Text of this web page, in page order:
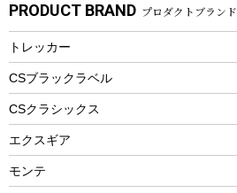
マグカップ、カップ
ステンレスボトル
フードボトル
トレー
ランチョンマット
ランチボックス
スプレー関係
ツール、他
ヘルメット
エアーポンプ
アクセサリー
自転車ウェア
パラソル
フローティングベスト
ヘルメット
エアーポンプ
ビーチテント
ウィンター
湯たんぽ
防災用品
PRODUCT BRAND プロダクトブランド
トレッカー
CSブラックラベル
CSクラシックス
エクスギア
モンテ